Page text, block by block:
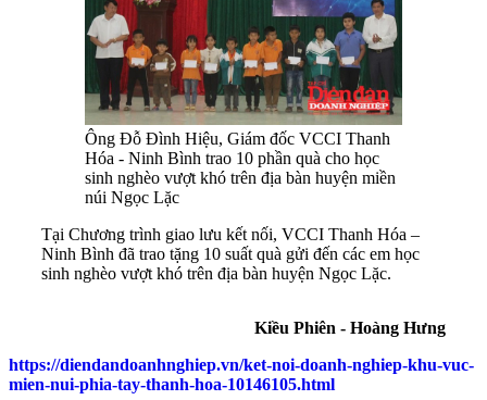
Ông Đỗ Đình Hiệu, Giám đốc VCCI Thanh
Hóa - Ninh Bình trao 10 phần quà cho học
sinh nghèo vượt khó trên địa bàn huyện miền
núi Ngọc Lặc
Tại Chương trình giao lưu kết nối, VCCI Thanh Hóa –
Ninh Bình đã trao tặng 10 suất quà gửi đến các em học
sinh nghèo vượt khó trên địa bàn huyện Ngọc Lặc.
Kiều Phiên - Hoàng Hưng
https://diendandoanhnghiep.vn/ket-noi-doanh-nghiep-khu-vuc-
mien-nui-phia-tay-thanh-hoa-10146105.html